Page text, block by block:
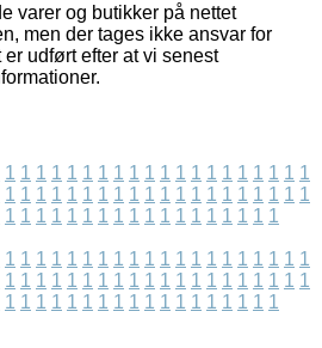
varer og butikker på nettet
men der tages ikke ansvar for
udført efter at vi senest
1 1 1 1 1 1 1 1 1 1 1 1 1 1 1 1 1 1 1 1
1 1 1 1 1 1 1 1 1 1 1 1 1 1 1 1 1 1 1 1
1 1 1 1 1 1 1 1 1 1 1 1 1 1 1 1 1 1
1 1 1 1 1 1 1 1 1 1 1 1 1 1 1 1 1 1 1 1
1 1 1 1 1 1 1 1 1 1 1 1 1 1 1 1 1 1 1 1
1 1 1 1 1 1 1 1 1 1 1 1 1 1 1 1 1 1